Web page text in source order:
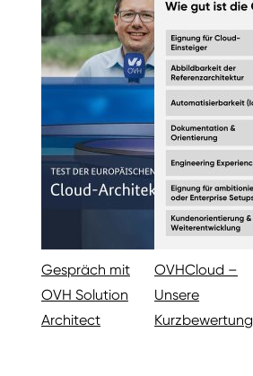
Gespräch mit
OVH Solution
Architect
OVHCloud –
Unsere
Kurzbewertung